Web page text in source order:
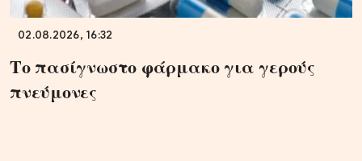
02.08.2026, 16:32
Το πασίγνωστο φάρμακο για γερούς
πνεύμονες